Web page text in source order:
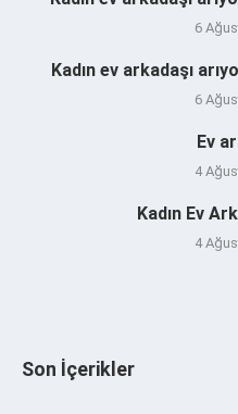
6
Kadın ev arkadaşı
6
Ev
4
Kadın Ev
4
Son İçerikler